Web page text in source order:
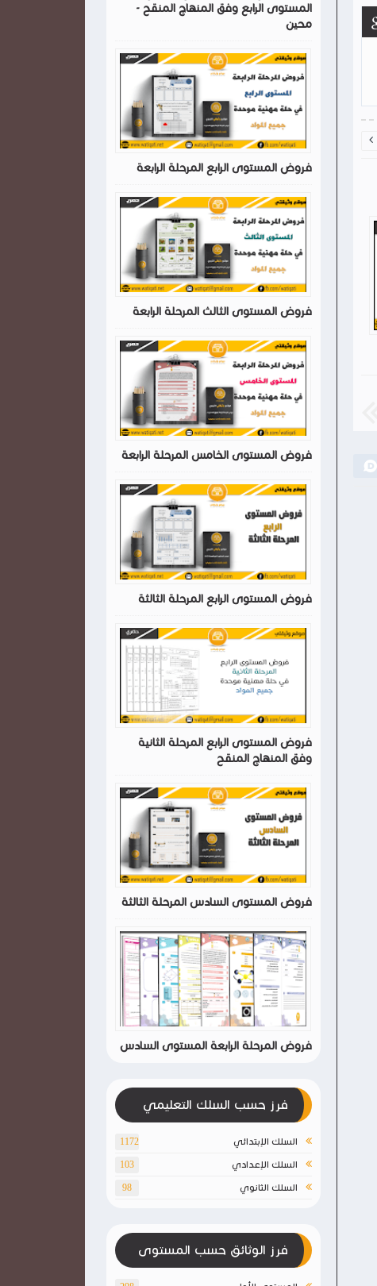

المستوى الرابع وفق المنهاج المنقح -
محين
فروض المستوى الرابع المرحلة الرابعة
فروض المستوى الثالث المرحلة الرابعة
فروض المستوى الخامس المرحلة الرابعة
فروض المستوى الرابع المرحلة الثالثة
فروض المستوى الرابع المرحلة الثانية
وفق المنهاج المنقح
فروض المستوى السادس المرحلة الثالثة
فروض المرحلة الرابعة المستوى السادس
فرز حسب السلك التعليمي
السلك الإبتدائي 1172
السلك الإعدادي 103
السلك الثانوي 98
فرز الوثائق حسب المستوى